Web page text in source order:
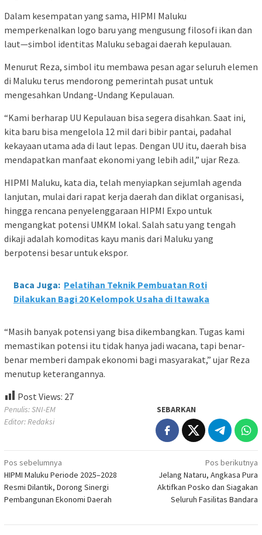
Dalam kesempatan yang sama, HIPMI Maluku
memperkenalkan logo baru yang mengusung filosofi ikan dan
laut—simbol identitas Maluku sebagai daerah kepulauan.
Menurut Reza, simbol itu membawa pesan agar seluruh elemen
di Maluku terus mendorong pemerintah pusat untuk
mengesahkan Undang-Undang Kepulauan.
“Kami berharap UU Kepulauan bisa segera disahkan. Saat ini,
kita baru bisa mengelola 12 mil dari bibir pantai, padahal
kekayaan utama ada di laut lepas. Dengan UU itu, daerah bisa
mendapatkan manfaat ekonomi yang lebih adil,” ujar Reza.
HIPMI Maluku, kata dia, telah menyiapkan sejumlah agenda
lanjutan, mulai dari rapat kerja daerah dan diklat organisasi,
hingga rencana penyelenggaraan HIPMI Expo untuk
mengangkat potensi UMKM lokal. Salah satu yang tengah
dikaji adalah komoditas kayu manis dari Maluku yang
berpotensi besar untuk ekspor.
Baca Juga: Pelatihan Teknik Pembuatan Roti
Dilakukan Bagi 20 Kelompok Usaha di Itawaka
“Masih banyak potensi yang bisa dikembangkan. Tugas kami
memastikan potensi itu tidak hanya jadi wacana, tapi benar-
benar memberi dampak ekonomi bagi masyarakat,” ujar Reza
menutup keterangannya.
Post Views: 27
Penulis: SNI-EM
Editor: Redaksi
SEBARKAN
Navigasi
pos
Pos sebelumnya
HIPMI Maluku Periode 2025–2028
Resmi Dilantik, Dorong Sinergi
Pembangunan Ekonomi Daerah
Pos berikutnya
Jelang Nataru, Angkasa Pura
Aktifkan Posko dan Siagakan
Seluruh Fasilitas Bandara